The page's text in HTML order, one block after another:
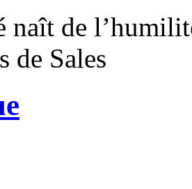
naît de
de Sales